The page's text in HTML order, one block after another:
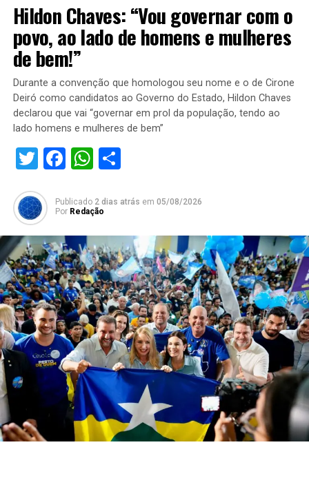
Hildon Chaves: “Vou governar com o
povo, ao lado de homens e mulheres
de bem!”
Durante a convenção que homologou seu nome e o de Cirone
Deiró como candidatos ao Governo do Estado, Hildon Chaves
declarou que vai “governar em prol da população, tendo ao
lado homens e mulheres de bem”
Twitter
Facebook
WhatsApp
Share
Publicado 2 dias atrás em 05/08/2026
Por Redação